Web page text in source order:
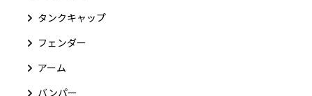
タンクキャップ
フェンダー
アーム
バンパー